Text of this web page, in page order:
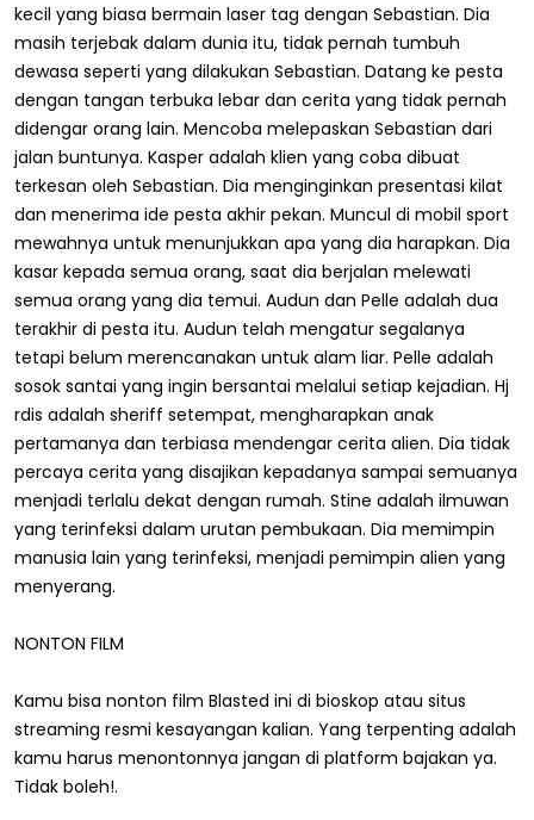
kecil yang biasa bermain laser tag dengan Sebastian. Dia
masih terjebak dalam dunia itu, tidak pernah tumbuh
dewasa seperti yang dilakukan Sebastian. Datang ke pesta
dengan tangan terbuka lebar dan cerita yang tidak pernah
didengar orang lain. Mencoba melepaskan Sebastian dari
jalan buntunya. Kasper adalah klien yang coba dibuat
terkesan oleh Sebastian. Dia menginginkan presentasi kilat
dan menerima ide pesta akhir pekan. Muncul di mobil sport
mewahnya untuk menunjukkan apa yang dia harapkan. Dia
kasar kepada semua orang, saat dia berjalan melewati
semua orang yang dia temui. Audun dan Pelle adalah dua
terakhir di pesta itu. Audun telah mengatur segalanya
tetapi belum merencanakan untuk alam liar. Pelle adalah
sosok santai yang ingin bersantai melalui setiap kejadian. Hj
rdis adalah sheriff setempat, mengharapkan anak
pertamanya dan terbiasa mendengar cerita alien. Dia tidak
percaya cerita yang disajikan kepadanya sampai semuanya
menjadi terlalu dekat dengan rumah. Stine adalah ilmuwan
yang terinfeksi dalam urutan pembukaan. Dia memimpin
manusia lain yang terinfeksi, menjadi pemimpin alien yang
menyerang.
NONTON FILM
Kamu bisa nonton film Blasted ini di bioskop atau situs
streaming resmi kesayangan kalian. Yang terpenting adalah
kamu harus menontonnya jangan di platform bajakan ya.
Tidak boleh!.